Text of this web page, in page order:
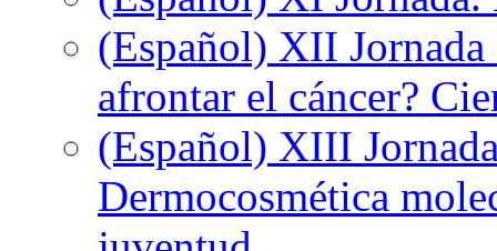
(Español) XII Jornada
afrontar el cáncer?
(Español) XIII
Dermocosmética